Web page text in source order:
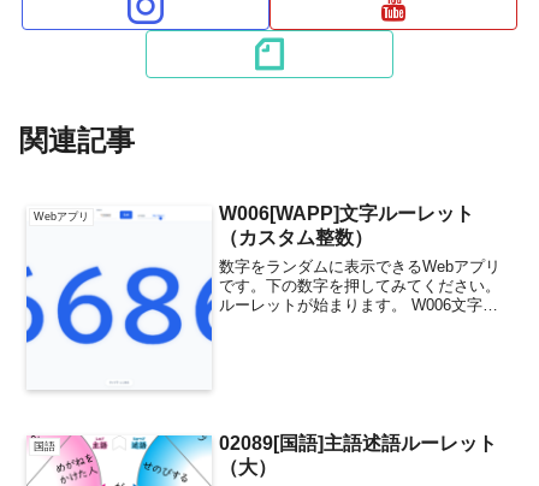
関連記事
Webアプリ
W006[WAPP]文字ルーレット
（カスタム整数）
数字をランダムに表示できるWebアプリ
です。下の数字を押してみてください。
ルーレットが始まります。 W006文字ル
国語
02089[国語]主語述語ルーレット
（大）